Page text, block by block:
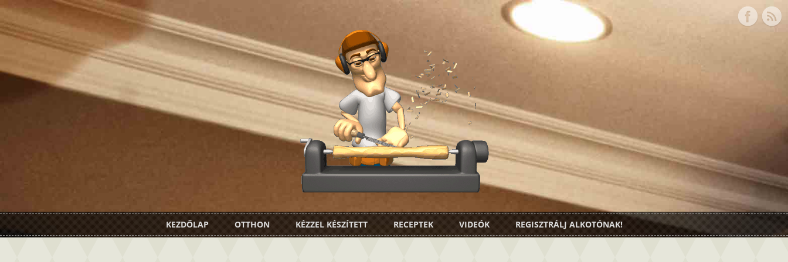
KEZDŐLAP OTTHON KÉZZEL KÉSZÍTETT RECEPTEK VIDEÓK REGISZTRÁLJ ALKOTÓNAK!